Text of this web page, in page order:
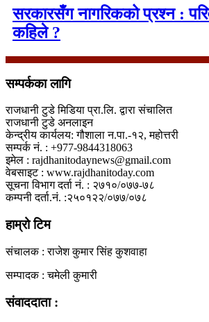
सरकारसँग नागरिकको प्रश्न :
कहिले ?
सम्पर्कका लागि
राजधानी टुडे मिडिया प्रा.लि. द्वारा संचालित
राजधानी टुडे अनलाइन
केन्द्रीय कार्यलय: गौशाला न.पा.-१२, महोत्तरी
सम्पर्क नं. : +977-9844318063
इमेल : rajdhanitodaynews@gmail.com
वेबसाइट : www.rajdhanitoday.com
सूचना विभाग दर्ता नं. : २७१०/०७७-७८
कम्पनी दर्ता.नं. :२५०१२२/०७७/०७८
हाम्रो टिम
संचालक : राजेश कुमार सिंह कुशवाहा
सम्पादक : चमेली कुमारी
संवाददाता :